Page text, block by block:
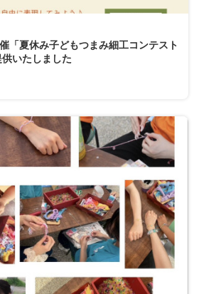
「夏休み子どもつまみ細工コンテスト
いたしました